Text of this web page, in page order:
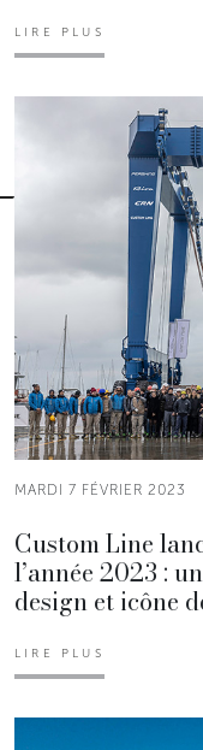
LIRE PLUS
MARDI 7 FÉVRIER 2023
Custom Line
l’année 2023 :
design et icône
LIRE PLUS